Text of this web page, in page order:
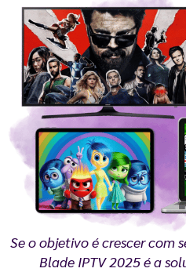
Se o objetivo é crescer com
Blade IPTV 2025 é a